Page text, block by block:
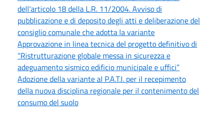
dell'articolo 18 della L.R. 11/2004. Avviso di
pubblicazione e di deposito degli atti e deliberazione del
consiglio comunale che adotta la variante
Approvazione in linea tecnica del progetto definitivo di
“Ristrutturazione globale messa in sicurezza e
adeguamento sismico edificio municipale e uffici”
Adozione della variante al P.A.T.I. per il recepimento
della nuova disciplina regionale per il contenimento del
consumo del suolo